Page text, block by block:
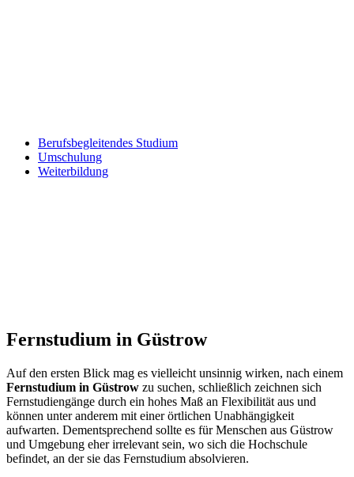
Berufsbegleitendes Studium
Umschulung
Weiterbildung
Fernstudium in Güstrow
Auf den ersten Blick mag es vielleicht unsinnig wirken, nach einem
Fernstudium in Güstrow zu suchen, schließlich zeichnen sich
Fernstudiengänge durch ein hohes Maß an Flexibilität aus und
können unter anderem mit einer örtlichen Unabhängigkeit
aufwarten. Dementsprechend sollte es für Menschen aus Güstrow
und Umgebung eher irrelevant sein, wo sich die Hochschule
befindet, an der sie das Fernstudium absolvieren.